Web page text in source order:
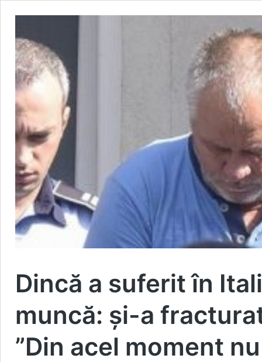
Dincă a suferit în
muncă: și-a
”Din acel moment